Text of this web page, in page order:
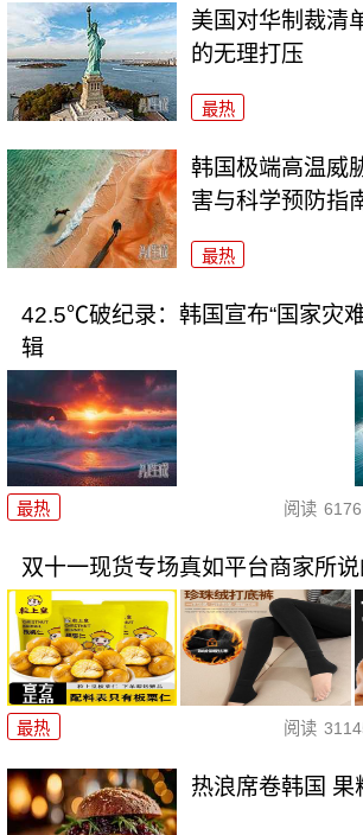
美国对华制裁清
的无理打压
最热
韩国极端高温威
害与科学预防指
最热
42.5℃破纪录：韩国宣布“国家灾
辑
最热 阅读 6176
双十一现货专场真如平台商家所说
最热 阅读
热浪席卷韩国 果